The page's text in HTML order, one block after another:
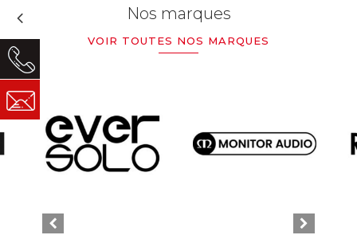
Nos marques
VOIR TOUTES NOS MARQUES